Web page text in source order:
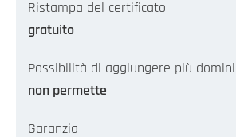
Ristampa del certificato
gratuito
Possibilità di aggiungere più domini
non permette
Garanzia